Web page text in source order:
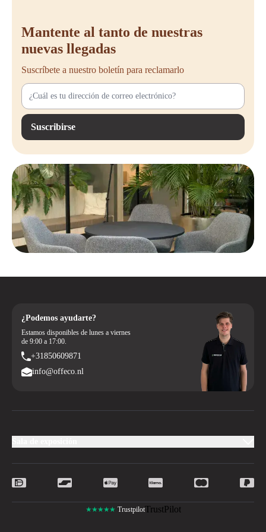
Mantente al tanto de nuestras
nuevas llegadas
Suscríbete a nuestro boletín para reclamarlo
Suscribirse
¿Podemos ayudarte?
Estamos disponibles de lunes a viernes
de 9:00 a 17:00.
+31850609871
info@offeco.nl
★★★★★ TrustpilotTrustPilot